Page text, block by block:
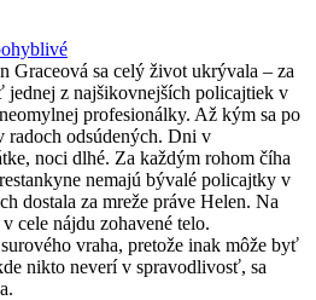
Graceová sa celý život ukrývala – za
jednej z najšikovnejších policajtiek v
profesionálky. Až kým sa po
radoch odsúdených. Dni v
noci dlhé. Za každým rohom číha
nemajú bývalé policajtky v
dostala za mreže práve Helen. Na
cele nájdu zohavené telo.
vraha, pretože inak môže byť
nikto neverí v spravodlivosť, sa